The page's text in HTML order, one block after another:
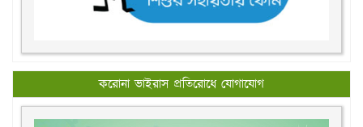
করোনা ভাইরাস প্রতিরোধে যোগাযোগ